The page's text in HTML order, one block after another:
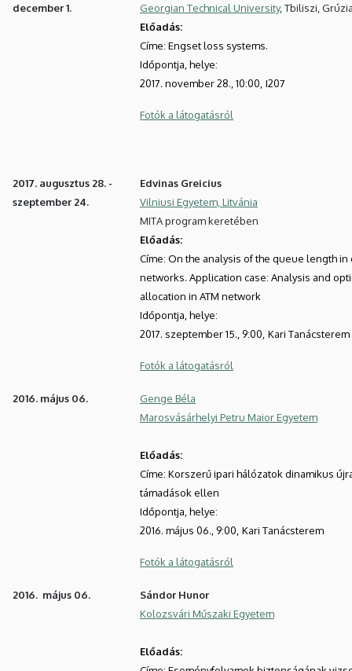
december 1.
Georgian Technical University, Tbiliszi,
Előadás:
Címe: Engset loss systems.
Időpontja, helye:
2017. november 28., 10:00, I207
Fotók a látogatásról
2017. augusztus 28. -
szeptember 24.
Edvinas Greicius
Vilniusi Egyetem, Litvánia
MITA program keretében
Előadás:
Címe: On the analysis of the queue length
networks. Application case: Analysis and
allocation in ATM network
Időpontja, helye:
2017. szeptember 15., 9:00, Kari Tanácsterem
Fotók a látogatásról
2016. május 06.
Genge Béla
Marosvásárhelyi Petru Maior Egyetem
Előadás:
Címe: Korszerű ipari hálózatok dinamikus
támadások ellen
Időpontja, helye:
2016. május 06., 9:00, Kari Tanácsterem
Fotók a látogatásról
2016. május 06.
Sándor Hunor
Kolozsvári Műszaki Egyetem
Előadás: